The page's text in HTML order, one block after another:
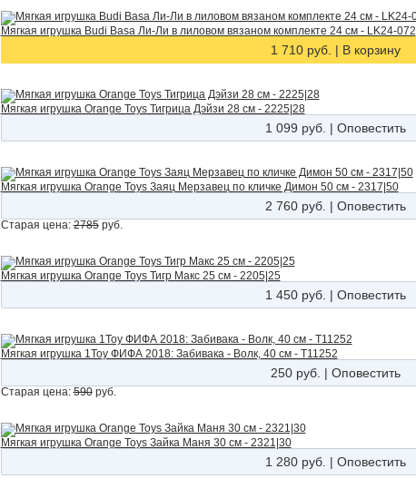
Детские игрушки
Конструкторы
Мягкая игрушка Budi Basa Ли-Ли в лиловом вязаном комплекте 24 см - LK24-072
1 710 руб. | В корзину
Мягкая игрушка Orange Toys Тигрица Дэйзи 28 см - 2225|28
1 099 руб. | Оповестить
Мягкая игрушка Orange Toys Заяц Мерзавец по кличке Димон 50 см - 2317|50
2 760 руб. | Оповестить
Старая цена:2785руб.
Мягкая игрушка Orange Toys Тигр Макс 25 см - 2205|25
1 450 руб. | Оповестить
Мягкая игрушка 1Toy ФИФА 2018: Забивака - Волк, 40 см - Т11252
250 руб. | Оповестить
Старая цена:590руб.
Мягкая игрушка Orange Toys Зайка Маня 30 см - 2321|30
1 280 руб. | Оповестить